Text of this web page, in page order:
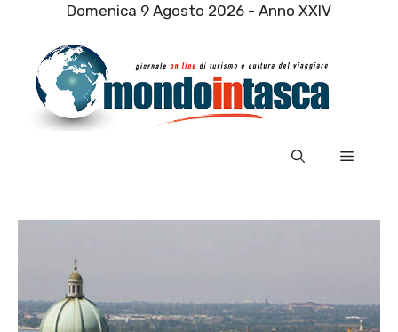
contenuto
Domenica 9 Agosto 2026 - Anno XXIV
Menu